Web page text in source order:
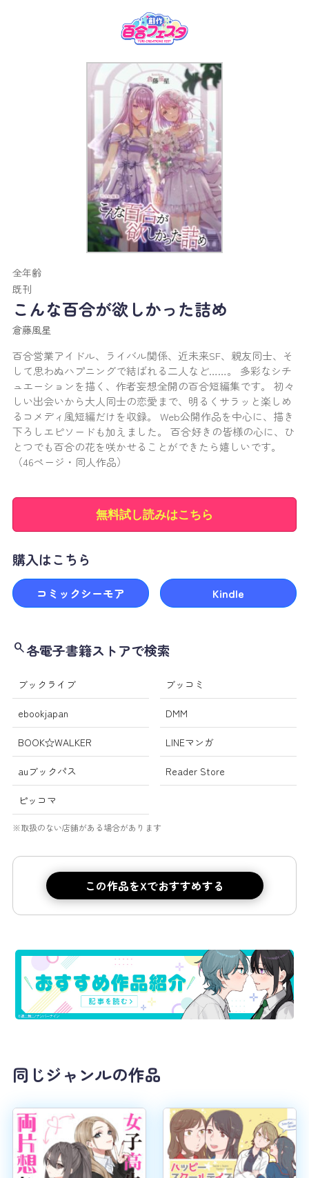
全年齢
既刊
こんな百合が欲しかった詰め
倉藤風星
百合営業アイドル、ライバル関係、近未来SF、親友同士、そ
して思わぬハプニングで結ばれる二人など……。 多彩なシチ
ュエーションを描く、作者妄想全開の百合短編集です。 初々
しい出会いから大人同士の恋愛まで、明るくサラッと楽しめ
るコメディ風短編だけを収録。 Web公開作品を中心に、描き
下ろしエピソードも加えました。 百合好きの皆様の心に、ひ
とつでも百合の花を咲かせることができたら嬉しいです。
（46ページ・同人作品）
無料試し読みはこちら
購入はこちら
コミックシーモア Kindle
search各電子書籍ストアで検索
ブックライブ ブッコミ
ebookjapan DMM
BOOK☆WALKER LINEマンガ
auブックパス Reader Store
ピッコマ
※取扱のない店舗がある場合があります
この作品をXでおすすめする
同じジャンルの作品